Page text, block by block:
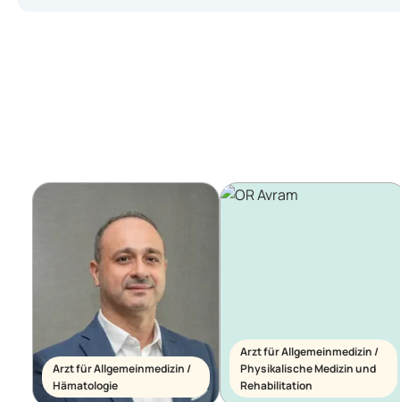
Arzt für Allgemeinmedizin /
Hämatologie
Arzt für Allgemeinmedizin /
Physikalische Medizin und
Rehabilitation